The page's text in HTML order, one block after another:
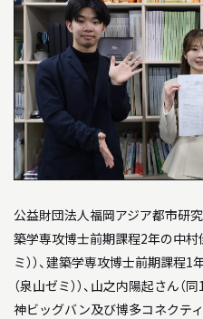
04 教員について
05 研究室について
INFORMATION
インフォメーション
入試情報
アクセス
公益財団法人福岡アジア都市研究
築学専攻博士前期課程2年の中村
ミ））、建築学専攻博士前期課程
（泉山ゼミ））、山之内陽起さん（
神ビッグバン及び博多コネクテ